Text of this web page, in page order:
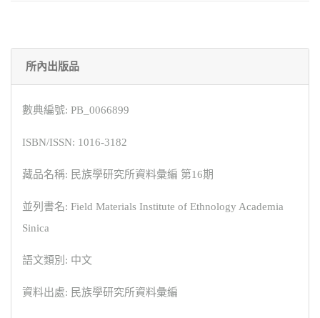
所內出版品
數典編號: PB_0066899
ISBN/ISSN: 1016-3182
藏品名稱: 民族學研究所資料彙編 第16期
並列書名: Field Materials Institute of Ethnology Academia
Sinica
語文類別: 中文
資料出處: 民族學研究所資料彙編